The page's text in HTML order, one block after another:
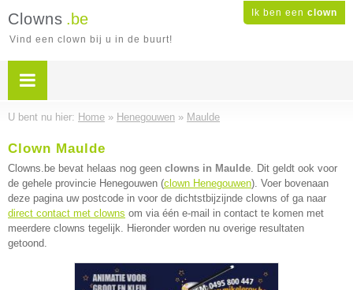
Ik ben een clown
Clowns .be
Vind een clown bij u in de buurt!
U bent nu hier: Home » Henegouwen » Maulde
Clown Maulde
Clowns.be bevat helaas nog geen clowns in Maulde. Dit geldt ook voor
de gehele provincie Henegouwen (clown Henegouwen). Voer bovenaan
deze pagina uw postcode in voor de dichtstbijzijnde clowns of ga naar
direct contact met clowns om via één e-mail in contact te komen met
meerdere clowns tegelijk. Hieronder worden nu overige resultaten
getoond.